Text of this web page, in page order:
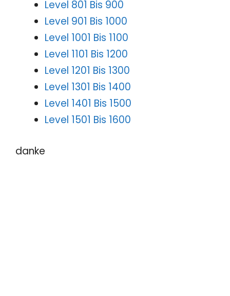
Level 801 Bis 900
Level 901 Bis 1000
Level 1001 Bis 1100
Level 1101 Bis 1200
Level 1201 Bis 1300
Level 1301 Bis 1400
Level 1401 Bis 1500
Level 1501 Bis 1600
danke